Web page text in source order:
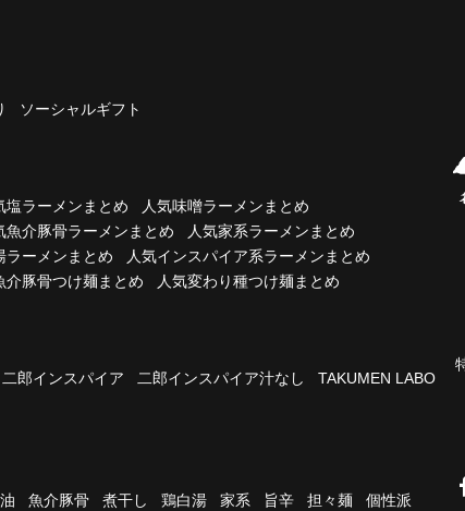
ソーシャルギフト
塩ラーメンまとめ
人気味噌ラーメンまとめ
魚介豚骨ラーメンまとめ
人気家系ラーメンまとめ
ラーメンまとめ
人気インスパイア系ラーメンまとめ
介豚骨つけ麺まとめ 人気変わり種つけ麺まとめ
二郎インスパイア 二郎インスパイア汁なし
TAKUMEN LABO
魚介豚骨 煮干し 鶏白湯 家系 旨辛 担々麺
個性派